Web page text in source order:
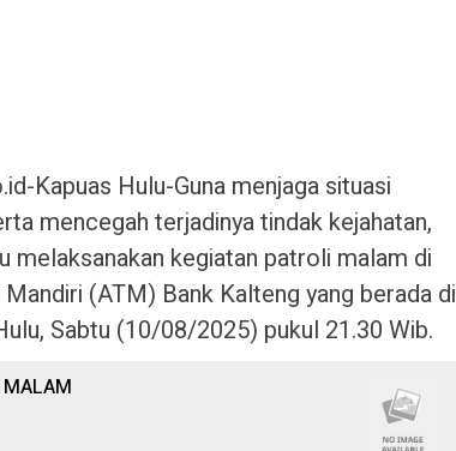
Kapuas Hulu-Guna menjaga situasi
mencegah terjadinya tindak kejahatan,
melaksanakan kegiatan patroli malam di
(ATM) Bank Kalteng yang berada di
Sabtu (10/08/2025) pukul 21.30 Wib.
MALAM